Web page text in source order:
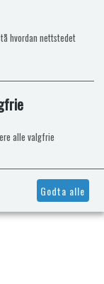
hvordan nettstedet
alle valgfrie
Godta alle